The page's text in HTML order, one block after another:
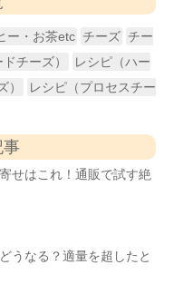
ー・お茶etc チーズ チー
チーズ）
レシピ（ハー
）
レシピ（プロセスチー
事
せはこれ！通販で試す絶
うなる？適量を超したと